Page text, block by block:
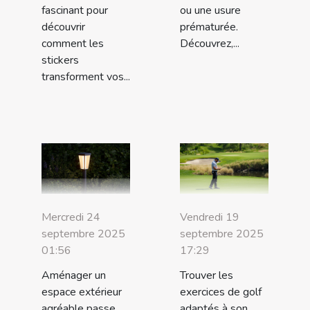
fascinant pour
découvrir
comment les
stickers
transforment vos...
ou une usure
prématurée.
Découvrez,...
Mercredi 24
septembre 2025
01:56
Aménager un
espace extérieur
Vendredi 19
septembre 2025
17:29
Trouver les
exercices de golf